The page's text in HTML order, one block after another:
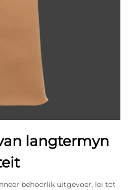
langtermyn
behoorlik uitgevoer, lei tot